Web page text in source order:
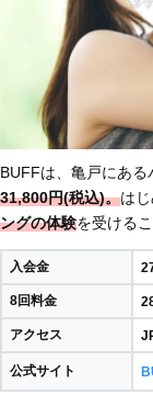
BUFFは、亀戸にある
31,800円(税込)。は
ングの体験を受ける
入会金
8回料金
アクセス
公式サイト